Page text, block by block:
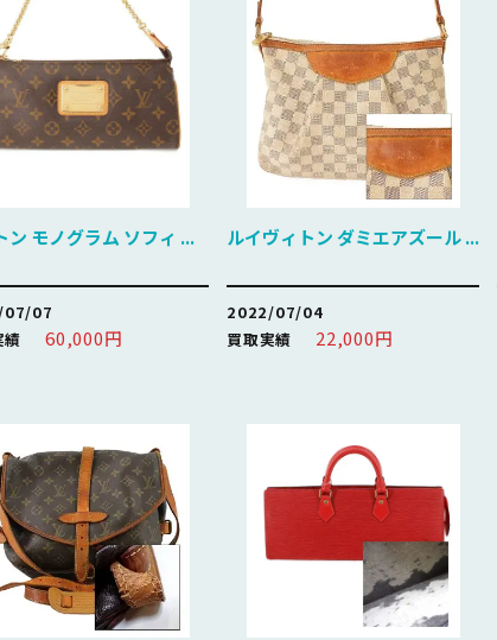
ン モノグラム ソフィ ...
07
績
60,000円
ルイヴィトン ダミエアズール ...
2022/07/04
買取実績
22,000円